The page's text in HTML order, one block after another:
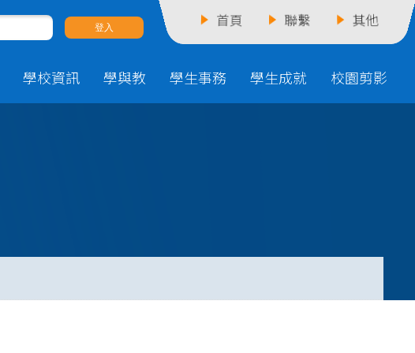
首頁 聯繫 其他
學校資訊 學與教 學生事務 學生成就 校園剪影